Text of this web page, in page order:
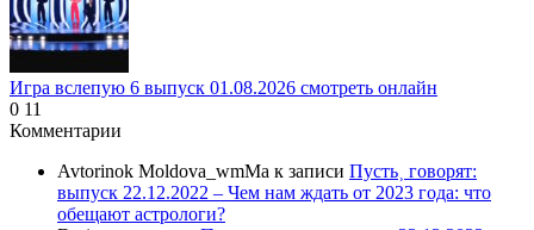
Игра вслепую 6 выпуск 01.08.2026 смотреть онлайн
0 11
Комментарии
Avtorinok Moldova_wmMa к записи Пусть˲ говорят:
выпуск 22.12.2022 – Чем нам ждать от 2023 года: что
обещают астрологи?